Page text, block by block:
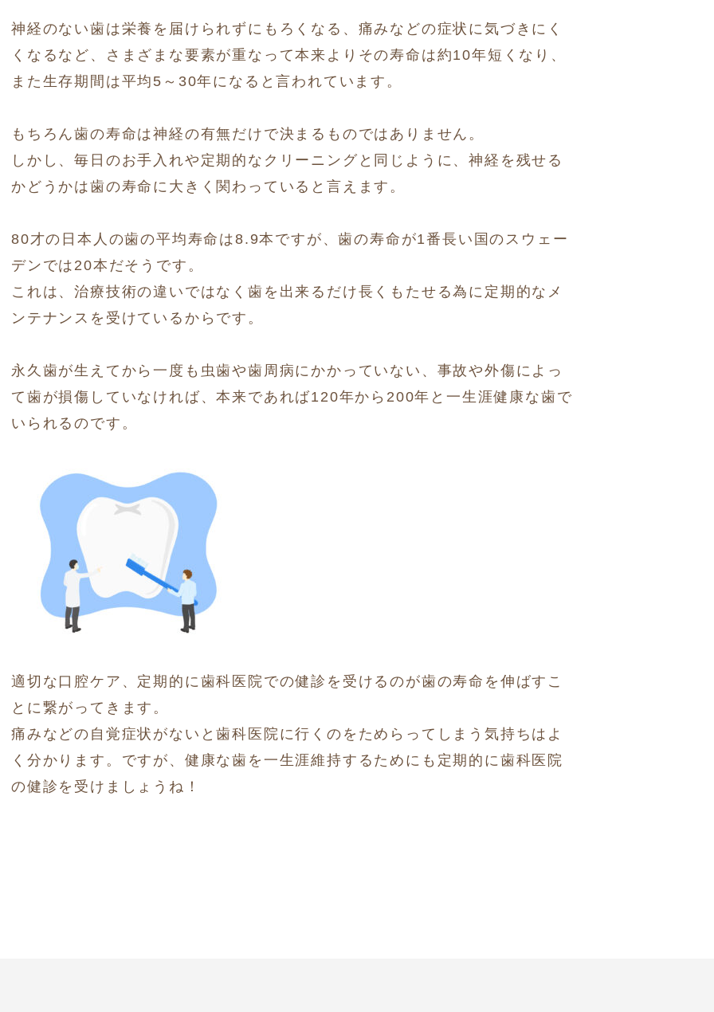
神経のない歯は栄養を届けられずにもろくなる、痛みなどの症状に気づきにく
くなるなど、さまざまな要素が重なって本来よりその寿命は約10年短くなり、
また生存期間は平均5～30年になると言われています。
もちろん歯の寿命は神経の有無だけで決まるものではありません。
しかし、毎日のお手入れや定期的なクリーニングと同じように、神経を残せる
かどうかは歯の寿命に大きく関わっていると言えます。
80才の日本人の歯の平均寿命は8.9本ですが、歯の寿命が1番長い国のスウェー
デンでは20本だそうです。
これは、治療技術の違いではなく歯を出来るだけ長くもたせる為に定期的なメ
ンテナンスを受けているからです。
永久歯が生えてから一度も虫歯や歯周病にかかっていない、事故や外傷によっ
て歯が損傷していなければ、本来であれば120年から200年と一生涯健康な歯で
いられるのです。
適切な口腔ケア、定期的に歯科医院での健診を受けるのが歯の寿命を伸ばすこ
とに繋がってきます。
痛みなどの自覚症状がないと歯科医院に行くのをためらってしまう気持ちはよ
く分かります。ですが、健康な歯を一生涯維持するためにも定期的に歯科医院
の健診を受けましょうね！